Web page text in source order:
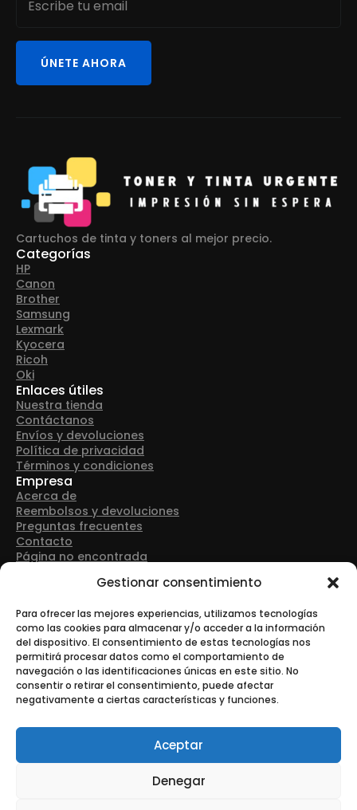
Gestionar consentimiento
Para ofrecer las mejores experiencias, utilizamos tecnologías
como las cookies para almacenar y/o acceder a la información
del dispositivo. El consentimiento de estas tecnologías nos
permitirá procesar datos como el comportamiento de
navegación o las identificaciones únicas en este sitio. No
consentir o retirar el consentimiento, puede afectar
negativamente a ciertas características y funciones.
Aceptar
Denegar
ÚNETE AHORA
Cartuchos de tinta y toners al mejor precio.
Categorías
HP
Canon
Brother
Samsung
Lexmark
Kyocera
Ricoh
Oki
Enlaces útiles
Nuestra tienda
Contáctanos
Envíos y devoluciones
Política de privacidad
Términos y condiciones
Empresa
Acerca de
Reembolsos y devoluciones
Preguntas frecuentes
Contacto
Página no encontrada
Dirección: Avenida Las Retamas 50, 28922, Alcorcón
Teléfono: +34 916 43 91 88
Correo electrónico: info@tonerurgente.com
© Copyright - Tonerurgente All Rights Reserved.